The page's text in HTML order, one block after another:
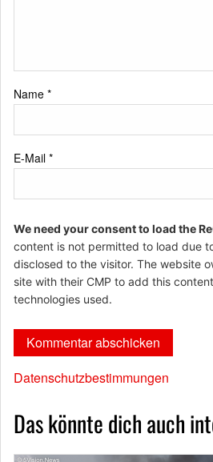
Name *
E-Mail *
We need your consent to load the
content is not permitted to load due
disclosed to the visitor. The website
site with their CMP to add this
technologies used.
Datenschutzbestimmungen
Das könnte dich auch